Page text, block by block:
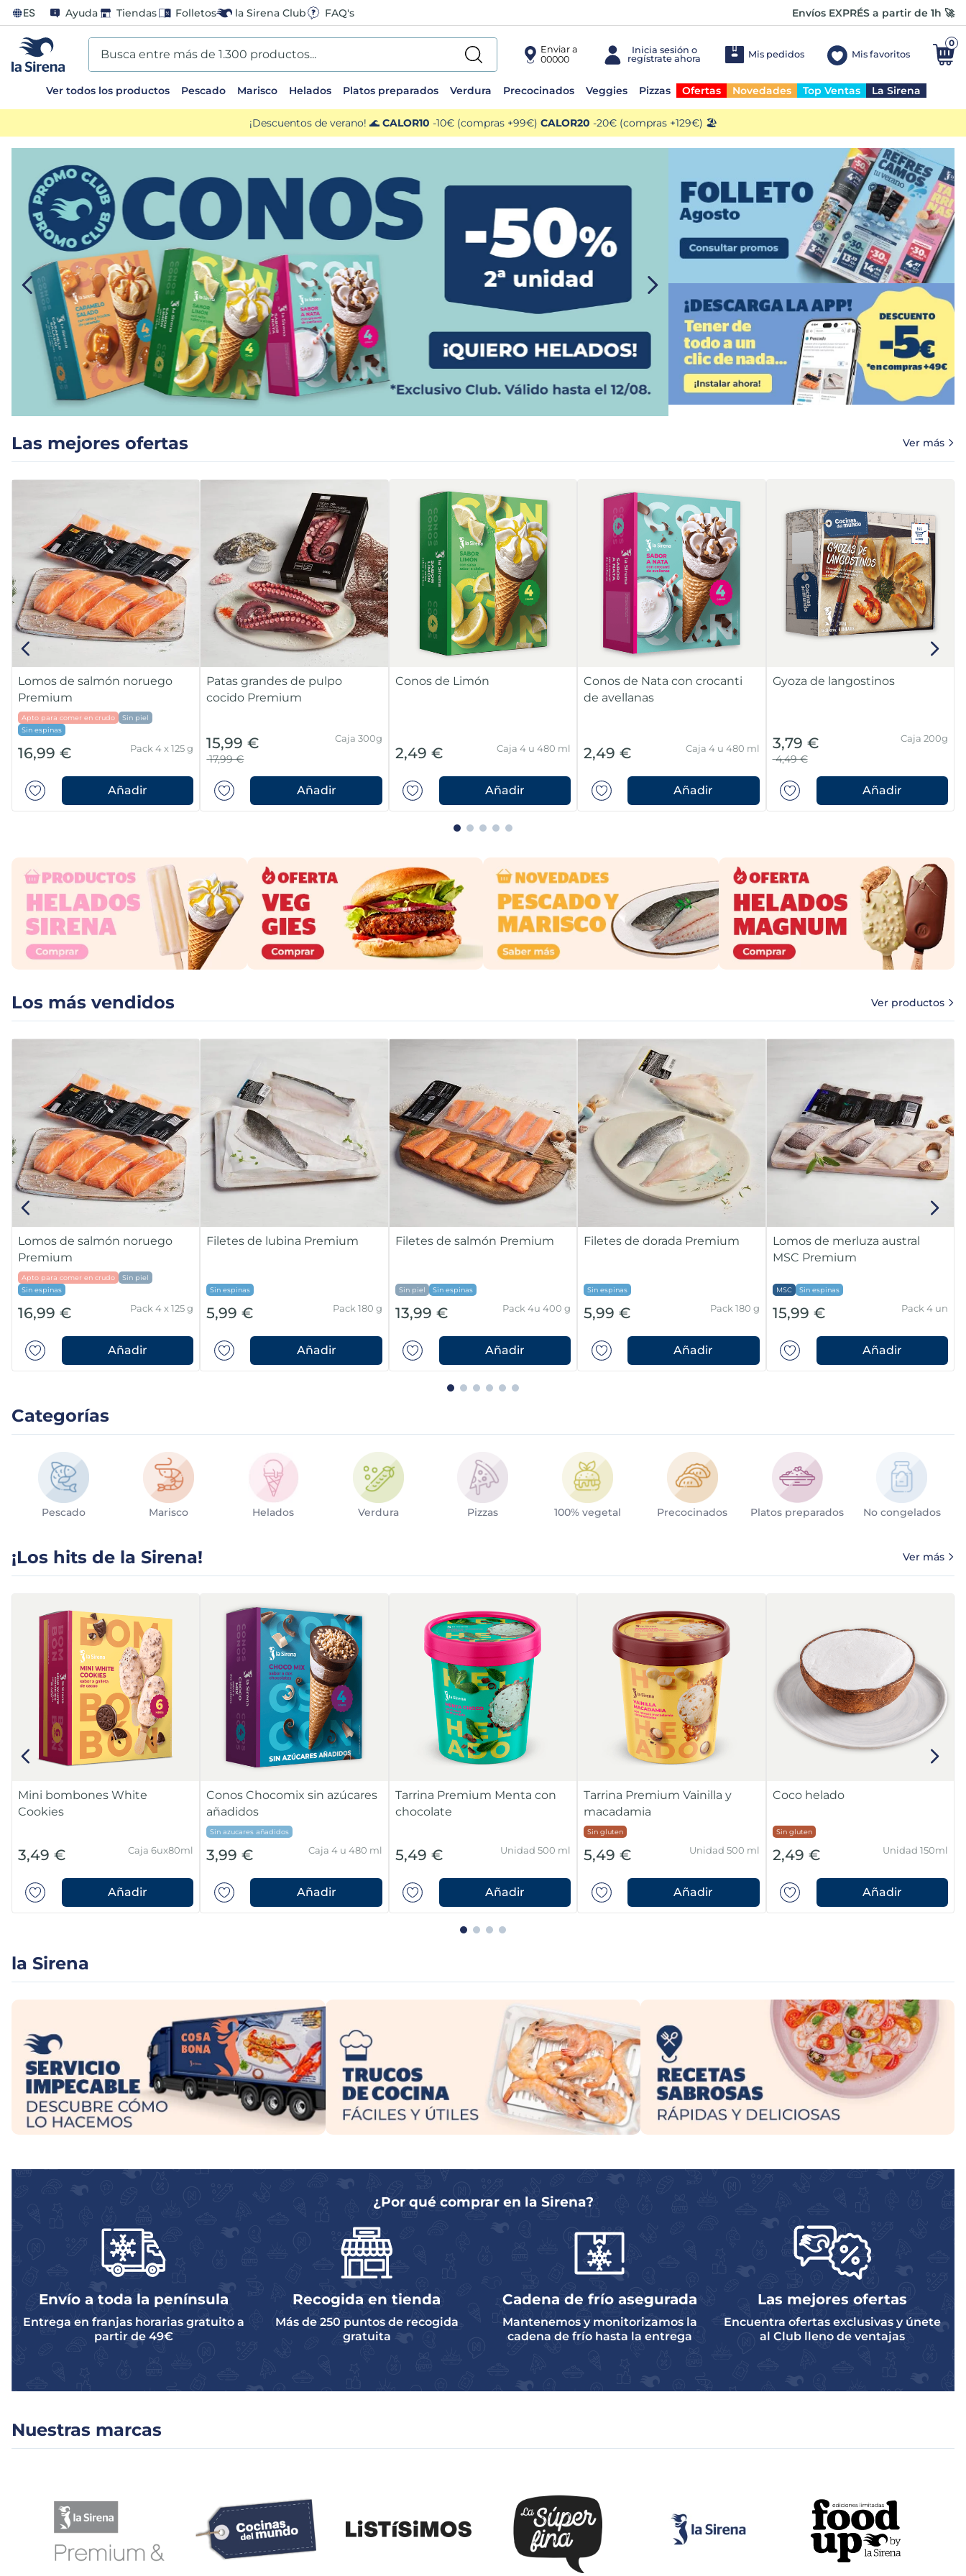
ES Ayuda Tiendas Folletos la Sirena Club FAQ's Envíos EXPRÉS a partir de 1h 🚀
Busca entre más de 1.300 productos...
Enviar a
00000
Mis pedidos Mis favoritos
0
Ver todos los productos Pescado Marisco Helados Platos preparados Verdura Precocinados Veggies Pizzas Ofertas Novedades Top Ventas La Sirena
¡Descuentos de verano! 🌊 CALOR10 -10€ (compras +99€) CALOR20 -20€ (compras +129€) 🏖️
Las mejores ofertas Ver más
Lomos de salmón noruego
Premium
Apto para comer en crudo
Sin piel
Sin espinas
16,99 € Pack 4 x 125 g
Añadir
Patas grandes de pulpo
cocido Premium
15,99 €
17,99 €
Caja 300g
Añadir
Conos de Limón
2,49 € Caja 4 u 480 ml
Añadir
Conos de Nata con crocanti
de avellanas
2,49 € Caja 4 u 480 ml
Añadir
Gyoza de langostinos
3,79 €
4,49 €
Caja 200g
Añadir
Los más vendidos Ver productos
Lomos de salmón noruego
Premium
Apto para comer en crudo
Sin piel
Sin espinas
16,99 € Pack 4 x 125 g
Añadir
Filetes de lubina Premium
Sin espinas
5,99 € Pack 180 g
Añadir
Filetes de salmón Premium
Sin piel Sin espinas
13,99 € Pack 4u 400 g
Añadir
Filetes de dorada Premium
Sin espinas
5,99 € Pack 180 g
Añadir
Lomos de merluza austral
MSC Premium
MSC Sin espinas
15,99 € Pack 4 un
Añadir
Categorías
Pescado Marisco Helados Verdura Pizzas 100% vegetal Precocinados Platos preparados No congelados
¡Los hits de la Sirena! Ver más
Mini bombones White
Cookies
3,49 € Caja 6ux80ml
Añadir
Conos Chocomix sin azúcares
añadidos
Sin azucares añadidos
3,99 € Caja 4 u 480 ml
Añadir
Tarrina Premium Menta con
chocolate
5,49 € Unidad 500 ml
Añadir
Tarrina Premium Vainilla y
macadamia
Sin gluten
5,49 € Unidad 500 ml
Añadir
Coco helado
Sin gluten
2,49 € Unidad 150ml
Añadir
la Sirena
¿Por qué comprar en la Sirena?
Envío a toda la península
Entrega en franjas horarias gratuito a
partir de 49€
Recogida en tienda
Más de 250 puntos de recogida
gratuita
Cadena de frío asegurada
Mantenemos y monitorizamos la
cadena de frío hasta la entrega
Las mejores ofertas
Encuentra ofertas exclusivas y únete
al Club lleno de ventajas
Nuestras marcas
TÉRMINOS MÁS BUSCADOS
1. helados sirena
gambas
. patatas
gamba
5 verduras
croquetas
canelones
listísimos